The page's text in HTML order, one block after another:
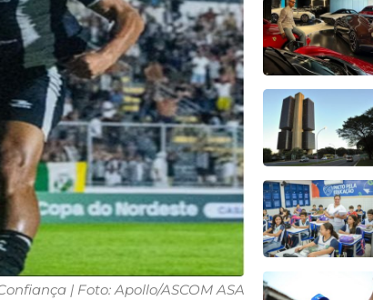
| Foto: Apollo/ASCOM ASA